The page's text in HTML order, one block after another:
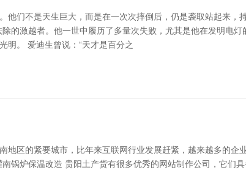
们不是天生巨大，而是在一次次摔倒后，仍是袭取站起来，
激越者。他一世中履历了多量次失败，尤其是他在发明电灯
明。 爱迪生曾说：“天才是百分之
区的紧要城市，比年来互联网行业发展赶紧，越来越多的企
炉保温改造 贵阳土产货有很多优秀的网站制作公司，它们